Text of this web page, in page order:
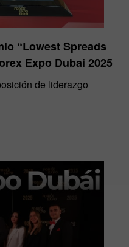
“Lowest Spreads
Expo Dubai 2025
de liderazgo